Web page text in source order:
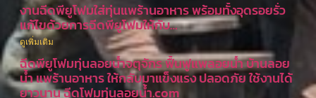
งานฉีดพียูโฟมใส่ทุ่นแพร้านอาหาร พร้อมทั้งอุดรอยรั่ว
แก้ไขด้วยการฉีดพียูโฟมให้กับ…
ดูเพิ่มเติม
ฉีดพียูโฟมทุ่นลอยน้ำจตุจักร ฟื้นฟูแพลอยน้ำ บ้านลอย
น้ำ แพร้านอาหาร ให้กลับมาแข็งแรง ปลอดภัย ใช้งานได้
ยาวนาน ฉีดโฟมทุ่นลอยน้ำ.com